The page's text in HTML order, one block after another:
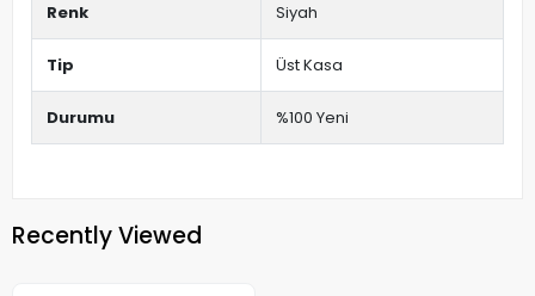
Renk Siyah
Tip Üst Kasa
Durumu %100 Yeni
Recently Viewed